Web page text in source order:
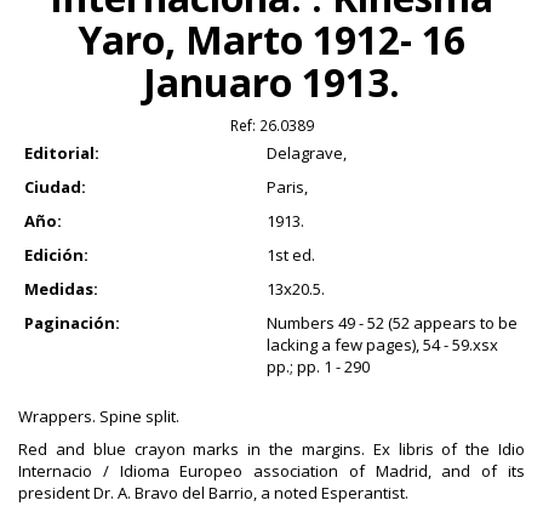
Yaro, Marto 1912- 16
Januaro 1913.
Ref: 26.0389
Editorial:
Delagrave,
Ciudad:
Paris,
Año:
1913.
Edición:
1st ed.
Medidas:
13x20.5.
Paginación:
Numbers 49 - 52 (52 appears to be
lacking a few pages), 54 - 59.xsx
pp.; pp. 1 - 290
Wrappers. Spine split.
Red and blue crayon marks in the margins. Ex libris of the Idio
Internacio / Idioma Europeo association of Madrid, and of its
president Dr. A. Bravo del Barrio, a noted Esperantist.